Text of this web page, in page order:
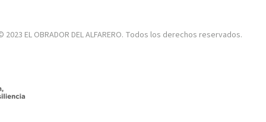
2023 EL OBRADOR DEL ALFARERO. Todos los derechos reservados.